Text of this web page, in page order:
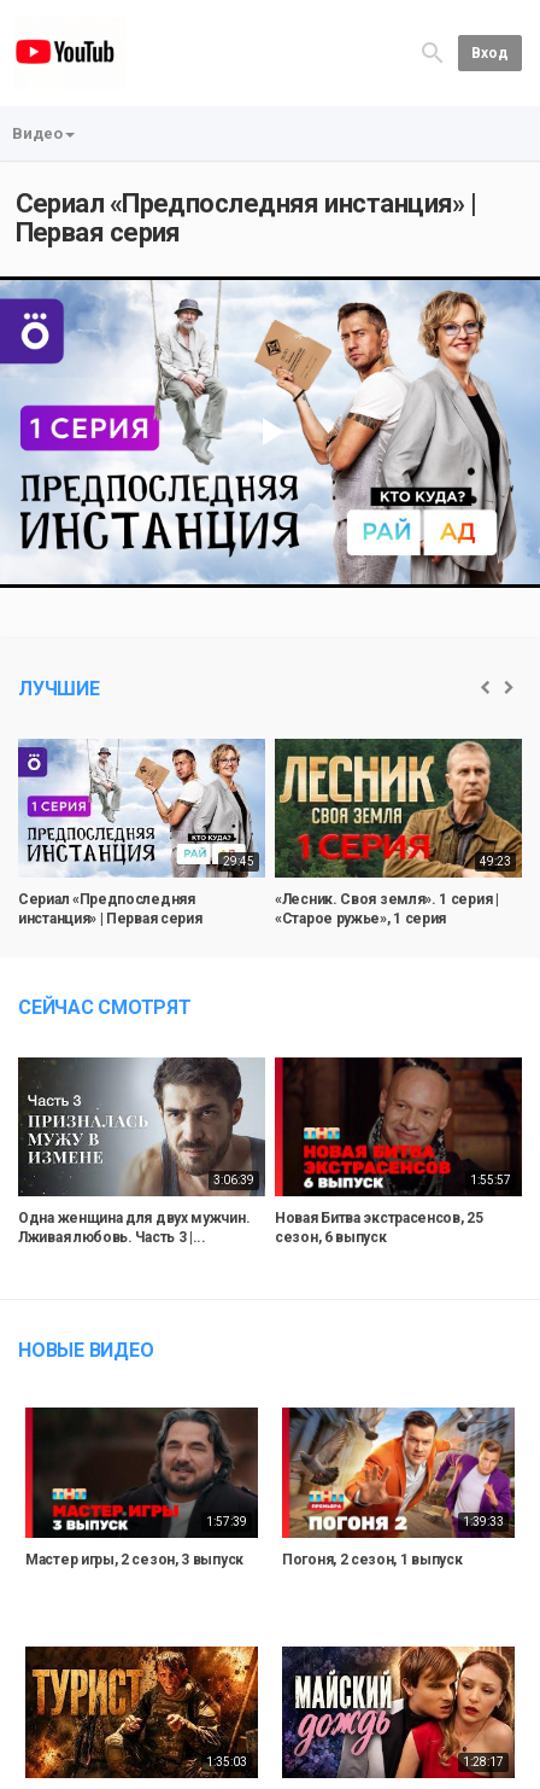
Вход
Видео
Сериал «Предпоследняя инстанция» |
Первая серия
Play
Video
ЛУЧШИЕ
29:45
Сериал «Предпоследняя
инстанция» | Первая серия
49:23
«Лесник. Своя земля». 1 серия |
«Старое ружье», 1 серия
СЕЙЧАС СМОТРЯТ
3:06:39
Одна женщина для двух мужчин.
Лживая любовь. Часть 3 |...
1:55:57
Новая Битва экстрасенсов, 25
сезон, 6 выпуск
НОВЫЕ ВИДЕО
1:57:39
Мастер игры, 2 сезон, 3 выпуск
1:39:33
Погоня, 2 сезон, 1 выпуск
1:35:03 1:28:17